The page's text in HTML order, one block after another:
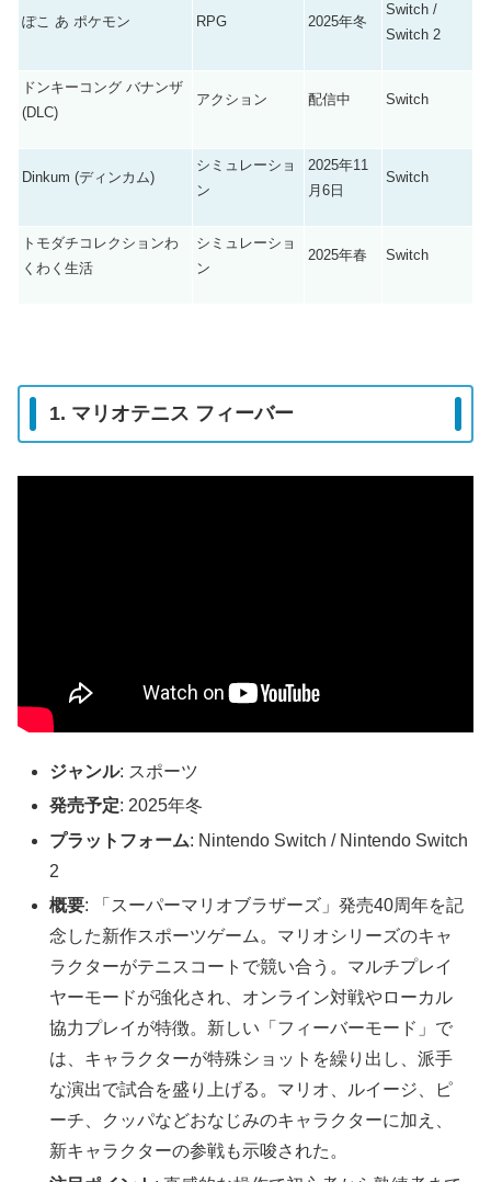
ぽこ あ ポケモン RPG 2025年冬
Switch /
Switch 2
ドンキーコング バナンザ
(DLC)
アクション 配信中 Switch
Dinkum (ディンカム)
シミュレーショ
ン
2025年11
月6日
Switch
トモダチコレクションわ
くわく生活
シミュレーショ
ン
2025年春 Switch
1. マリオテニス フィーバー
ジャンル: スポーツ
発売予定: 2025年冬
プラットフォーム: Nintendo Switch / Nintendo Switch
2
概要: 「スーパーマリオブラザーズ」発売40周年を記
念した新作スポーツゲーム。マリオシリーズのキャ
ラクターがテニスコートで競い合う。マルチプレイ
ヤーモードが強化され、オンライン対戦やローカル
協力プレイが特徴。新しい「フィーバーモード」で
は、キャラクターが特殊ショットを繰り出し、派手
な演出で試合を盛り上げる。マリオ、ルイージ、ピ
ーチ、クッパなどおなじみのキャラクターに加え、
新キャラクターの参戦も示唆された。